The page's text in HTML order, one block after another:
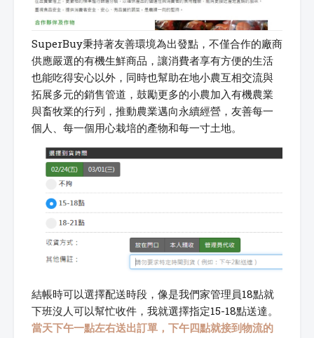
SuperBuy秉持著友善環境為出發點，不僅合作的廠商
供應嚴選的有機生鮮商品，讓消費者享有方便的生活
也能吃得安心以外，同時也幫助在地小農互相交流與
拓展多元的銷售管道，鼓勵更多的小農加入有機農業
與畜牧業的行列，推動農業邁向永續經營，友善每一
個人、每一個用心栽培的產物和每一寸土地。
結帳時可以選擇配送時段，像是我們家管理員18點就
下班沒人可以幫忙收件，我就選擇指定15-18點送達。
當天下午一點左右送出訂單，下午四點就接到物流的